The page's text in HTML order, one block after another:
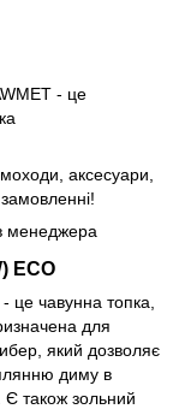
- це
аксесуари,
менеджера
EСO
це чавунна топка,
для
який дозволяє
диму в
Є також зольний